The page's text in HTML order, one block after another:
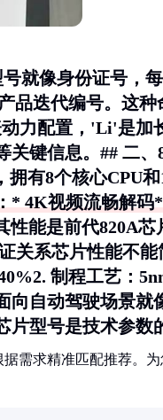
就像身份证号，
品迭代编号。这
力配置，'Li'是加
关键信息。## 二
拥有8个核心CPU
* 4K视频流畅解
性能是前代820A
关系芯片性能不
制程工艺 ：
向自动驾驶场景
型号是技术参数
需求精准匹配推荐。